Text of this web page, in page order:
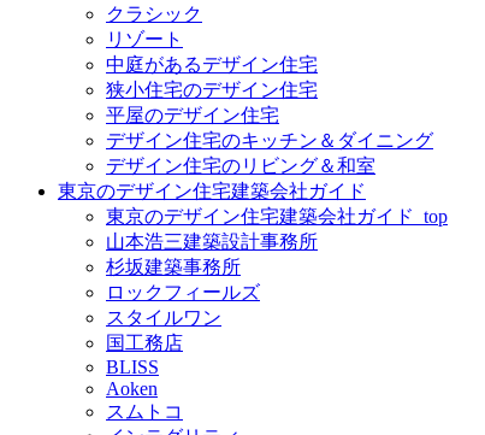
クラシック
リゾート
中庭があるデザイン住宅
狭小住宅のデザイン住宅
平屋のデザイン住宅
デザイン住宅のキッチン＆ダイニング
デザイン住宅のリビング＆和室
東京のデザイン住宅建築会社ガイド
東京のデザイン住宅建築会社ガイド_top
山本浩三建築設計事務所
杉坂建築事務所
ロックフィールズ
スタイルワン
国工務店
BLISS
Aoken
スムトコ